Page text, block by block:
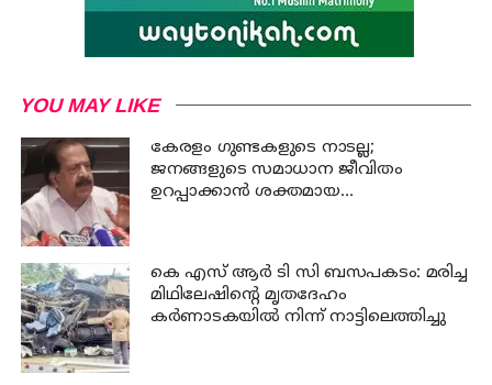
YOU MAY LIKE
കേരളം ഗുണ്ടകളുടെ നാടല്ല;
ജനങ്ങളുടെ സമാധാന ജീവിതം
ഉറപ്പാക്കാന്‍ ശക്തമായ
കെ എസ് ആര്‍ ടി സി ബസപകടം: മരിച്ച
മിഥിലേഷിന്റെ മൃതദേഹം
കര്‍ണാടകയില്‍ നിന്ന് നാട്ടിലെത്തിച്ചു